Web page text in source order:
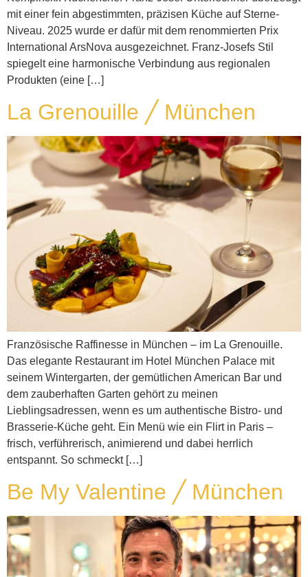
mit einer fein abgestimmten, präzisen Küche auf Sterne-
Niveau. 2025 wurde er dafür mit dem renommierten Prix
International ArsNova ausgezeichnet. Franz-Josefs Stil
spiegelt eine harmonische Verbindung aus regionalen
Produkten (eine […]
La Grenouille ╱ München
Französische Raffinesse in München – im La Grenouille.
Das elegante Restaurant im Hotel München Palace mit
seinem Wintergarten, der gemütlichen American Bar und
dem zauberhaften Garten gehört zu meinen
Lieblingsadressen, wenn es um authentische Bistro- und
Brasserie-Küche geht. Ein Menü wie ein Flirt in Paris –
frisch, verführerisch, animierend und dabei herrlich
entspannt. So schmeckt […]
Be My Valentine ╱ München